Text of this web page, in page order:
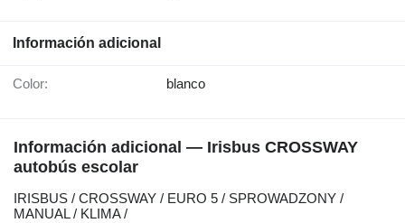
Información adicional
Color: blanco
Información adicional — Irisbus CROSSWAY
autobús escolar
IRISBUS / CROSSWAY / EURO 5 / SPROWADZONY /
MANUAL / KLIMA /